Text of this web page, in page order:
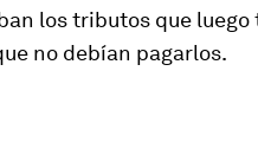
los tributos que
no debían pagarlos.